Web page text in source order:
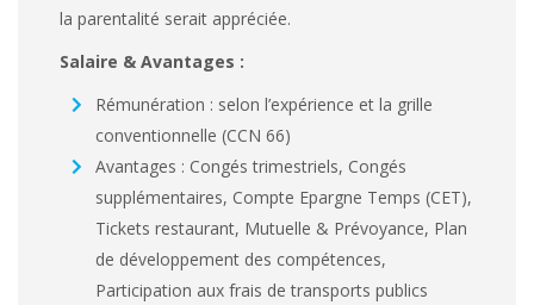
la parentalité serait appréciée.
Salaire & Avantages :
Rémunération : selon l’expérience et la grille
conventionnelle (CCN 66)
Avantages : Congés trimestriels, Congés
supplémentaires, Compte Epargne Temps (CET),
Tickets restaurant, Mutuelle & Prévoyance, Plan
de développement des compétences,
Participation aux frais de transports publics